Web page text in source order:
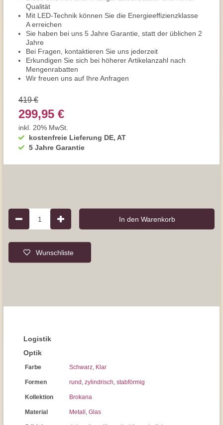
Qualität
Mit LED-Technik können Sie die Energieeffizienzklasse
A erreichen
Sie haben bei uns 5 Jahre Garantie, statt der üblichen 2
Jahre
Bei Fragen, kontaktieren Sie uns jederzeit
Erkundigen Sie sich bei höherer Artikelanzahl nach
Mengenrabatten
Wir freuen uns auf Ihre Anfragen
kostenfreie Lieferung DE, AT
5 Jahre Garantie
419 €
299,95 €
inkl. 20% MwSt.
1 In den Warenkorb
Wunschliste
Logistik
Optik
Farbe Schwarz, Klar
Formen rund , zylindrisch, stabförmig
Kollektion Brokana
Material Metall , Glas